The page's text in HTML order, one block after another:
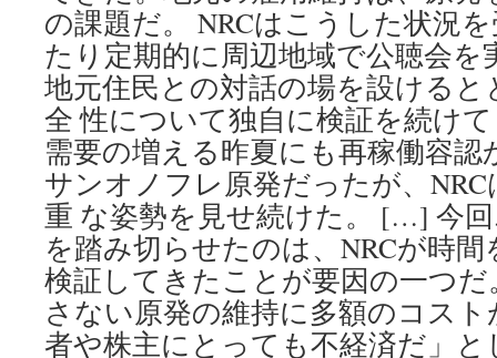
の課題だ。 NRCはこうした状況
たり定期的に周辺地域で公聴会
地元住民との対話の場を設ける
全 性について独自に検証を続け
需要の増える昨夏にも再稼働容
サンオノフレ原発だったが、
重 な姿勢を見せ続けた。 […] 今
を踏み切らせたのは、NRCが時
検証してきたことが要因の一つ
さない原発の維持に多額のコス
者や株主にとっても不経済だ」